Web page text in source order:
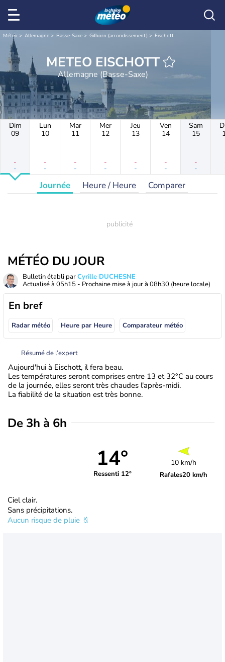
Météo Allemagne Basse-Saxe Gifhorn (arrondissement) Eischott
METEO EISCHOTT
Allemagne (Basse-Saxe)
Dim
09
-
-
Lun
10
-
-
Mar
11
-
-
Mer
12
-
-
Jeu
13
-
-
Ven
14
-
-
Sam
15
-
-
Journée Heure / Heure Comparer
MÉTÉO DU JOUR
Bulletin établi parCyrille DUCHESNE
Actualisé à 05h15 - Prochaine mise à jour à 08h30 (heure locale)
En bref
Radar météo Heure par Heure Comparateur météo
Résumé de l’expert
Aujourd'hui à Eischott, il fera beau.
Les températures seront comprises entre 13 et 32°C au cours
de la journée, elles seront très chaudes l'après-midi.
La fiabilité de la situation est très bonne.
De 3h à 6h
14°
Ressenti 12°
10 km/h
Rafales20 km/h
Ciel clair.
Sans précipitations.
Aucun risque de pluie